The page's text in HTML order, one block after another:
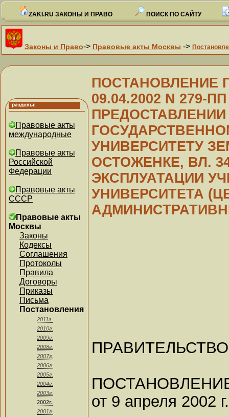
ZAKI.RU ЗАКОНЫ И ПРАВО ПОИСК ПО САЙТУ
Законы и Право-> Правовые акты Москвы ->
Правовые акты
международные
Правовые акты
Российской
Федерации
Правовые акты
СССР
Правовые акты
Москвы
Законы
Кодексы
Соглашения
Протоколы
Правила
Договоры
Приказы
Письма
Постановления
2011г.
2010г.
2009г.
2008г.
2007г.
2006г.
2005г.
2004г.
2003г.
2002г.
2001г.
ПОСТАНОВЛЕНИЕ
09.04.2002 N 279-
УНИВЕРСИТЕТУ
ОСТОЖЕНКЕ, ВЛ.
ЭКСПЛУАТАЦИИ
УНИВЕРСИТЕТА
от 9 апреля 2002